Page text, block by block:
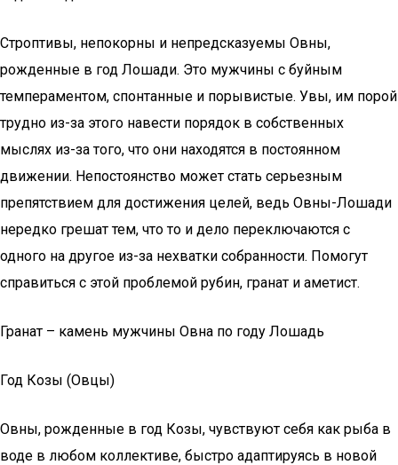
Строптивы, непокорны и непредсказуемы Овны,
рожденные в год Лошади. Это мужчины с буйным
темпераментом, спонтанные и порывистые. Увы, им порой
трудно из-за этого навести порядок в собственных
мыслях из-за того, что они находятся в постоянном
движении. Непостоянство может стать серьезным
препятствием для достижения целей, ведь Овны-Лошади
нередко грешат тем, что то и дело переключаются с
одного на другое из-за нехватки собранности. Помогут
справиться с этой проблемой рубин, гранат и аметист.
Гранат – камень мужчины Овна по году Лошадь
Год Козы (Овцы)
Овны, рожденные в год Козы, чувствуют себя как рыба в
воде в любом коллективе, быстро адаптируясь в новой